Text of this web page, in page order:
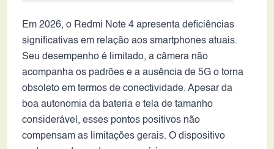
Em 2026, o Redmi Note 4 apresenta deficiências
significativas em relação aos smartphones atuais.
Seu desempenho é limitado, a câmera não
acompanha os padrões e a ausência de 5G o torna
obsoleto em termos de conectividade. Apesar da
boa autonomia da bateria e tela de tamanho
considerável, esses pontos positivos não
compensam as limitações gerais. O dispositivo